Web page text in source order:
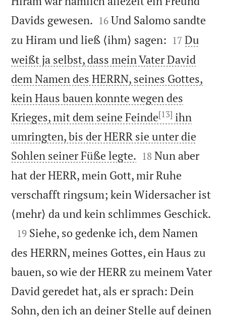
Davids gewesen. 

16 Und Salomo sandte
zu Hiram und ließ ⟨ihm⟩ sagen: 

17 Du
weißt ja selbst, dass mein Vater David
dem Namen des HERRN, seines Gottes,
kein Haus bauen konnte wegen des
Krieges, mit dem seine Feinde[13] ihn
umringten, bis der HERR sie unter die
Sohlen seiner Füße legte. 

18 Nun aber
hat der HERR, mein Gott, mir Ruhe
verschafft ringsum; kein Widersacher ist
⟨mehr⟩ da und kein schlimmes Geschick.

19 Siehe, so gedenke ich, dem Namen
des HERRN, meines Gottes, ein Haus zu
bauen, so wie der HERR zu meinem Vater
David geredet hat, als er sprach: Dein
Sohn, den ich an deiner Stelle auf deinen